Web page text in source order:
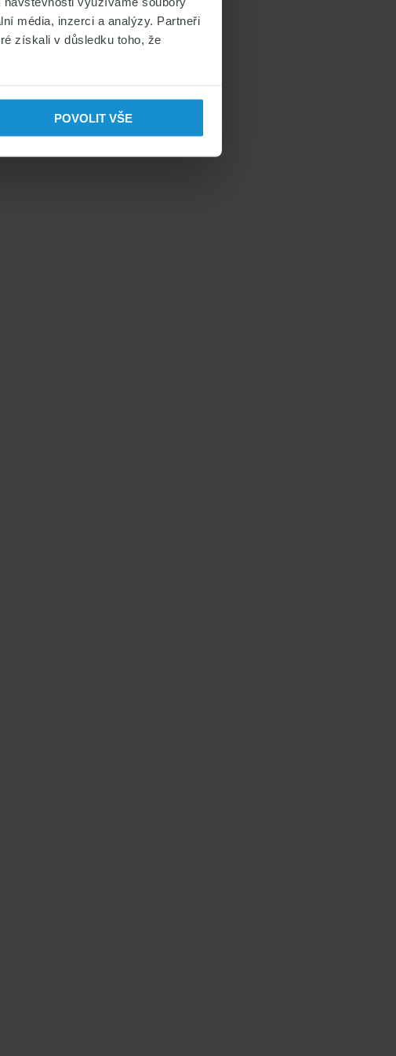
média, inzerci a analýzy. Partneři
získali v důsledku toho, že
POVOLIT VŠE